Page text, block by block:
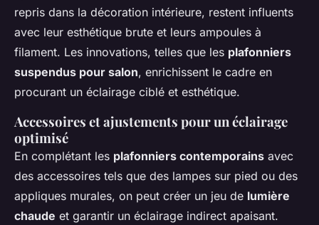
repris dans la décoration intérieure, restent influents
avec leur esthétique brute et leurs ampoules à
filament. Les innovations, telles que les plafonniers
suspendus pour salon, enrichissent le cadre en
procurant un éclairage ciblé et esthétique.
Accessoires et ajustements pour un éclairage
optimisé
En complétant les plafonniers contemporains avec
des accessoires tels que des lampes sur pied ou des
appliques murales, on peut créer un jeu de lumière
chaude et garantir un éclairage indirect apaisant.